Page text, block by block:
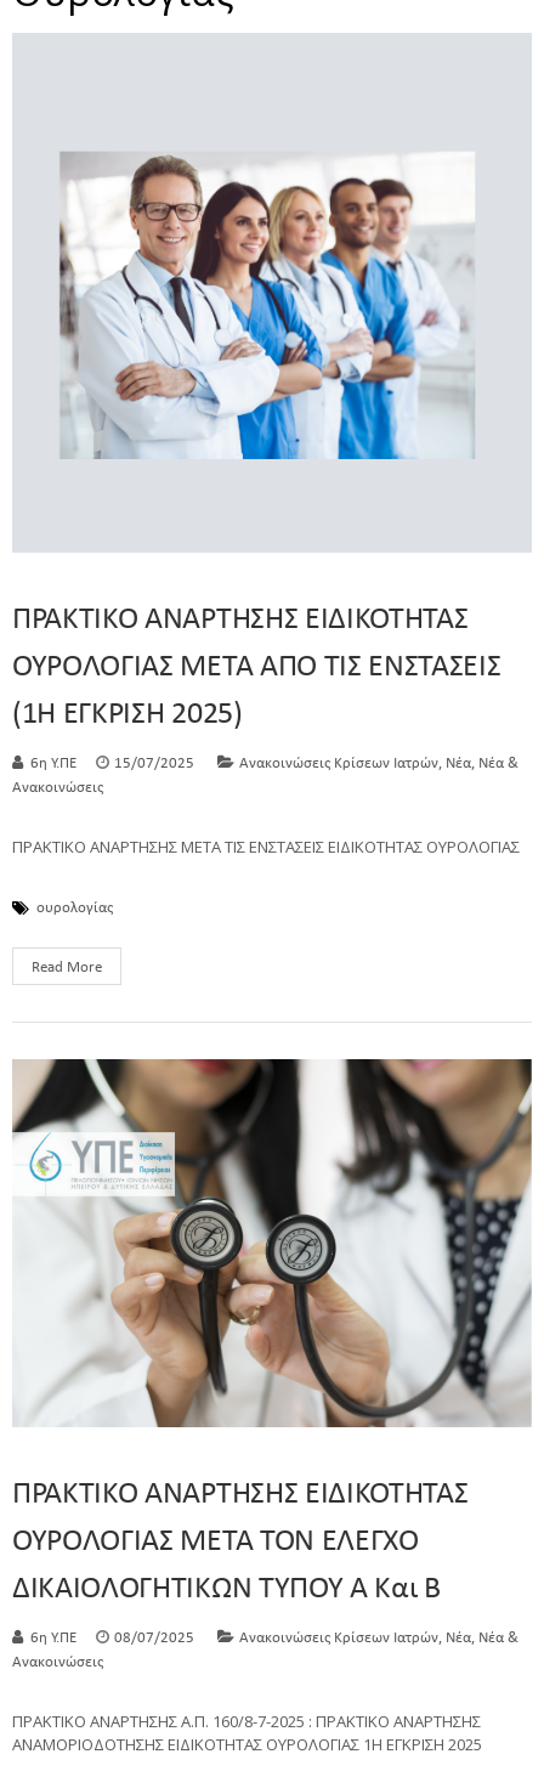
ΠΡΑΚΤΙΚΟ ΑΝΑΡΤΗΣΗΣ ΕΙΔΙΚΟΤΗΤΑΣ
ΟΥΡΟΛΟΓΙΑΣ ΜΕΤΑ ΑΠΟ ΤΙΣ ΕΝΣΤΑΣΕΙΣ
(1Η ΕΓΚΡΙΣΗ 2025)
6η Υ.ΠΕ 15/07/2025 Ανακοινώσεις Κρίσεων Ιατρών Νέα Νέα &
Ανακοινώσεις
ΠΡΑΚΤΙΚΟ ΑΝΑΡΤΗΣΗΣ ΜΕΤΑ ΤΙΣ ΕΝΣΤΑΣΕΙΣ ΕΙΔΙΚΟΤΗΤΑΣ ΟΥΡΟΛΟΓΙΑΣ
ουρολογίας
Read More
ΠΡΑΚΤΙΚΟ ΑΝΑΡΤΗΣΗΣ ΕΙΔΙΚΟΤΗΤΑΣ
ΟΥΡΟΛΟΓΙΑΣ ΜΕΤΑ ΤΟΝ ΕΛΕΓΧΟ
ΔΙΚΑΙΟΛΟΓΗΤΙΚΩΝ ΤΥΠΟΥ Α Και Β
6η Υ.ΠΕ 08/07/2025 Ανακοινώσεις Κρίσεων Ιατρών, Νέα, Νέα &
Ανακοινώσεις
ΠΡΑΚΤΙΚΟ ΑΝΑΡΤΗΣΗΣ Α.Π. 160/8-7-2025 : ΠΡΑΚΤΙΚΟ ΑΝΑΡΤΗΣΗΣ
ΑΝΑΜΟΡΙΟΔΟΤΗΣΗΣ ΕΙΔΙΚΟΤΗΤΑΣ ΟΥΡΟΛΟΓΙΑΣ 1Η ΕΓΚΡΙΣΗ 2025